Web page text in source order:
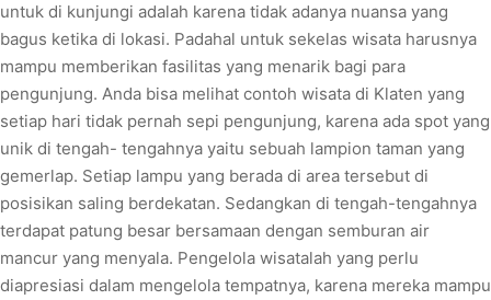
untuk di kunjungi adalah karena tidak adanya nuansa yang
bagus ketika di lokasi. Padahal untuk sekelas wisata harusnya
mampu memberikan fasilitas yang menarik bagi para
pengunjung. Anda bisa melihat contoh wisata di Klaten yang
setiap hari tidak pernah sepi pengunjung, karena ada spot yang
unik di tengah- tengahnya yaitu sebuah lampion taman yang
gemerlap. Setiap lampu yang berada di area tersebut di
posisikan saling berdekatan. Sedangkan di tengah-tengahnya
terdapat patung besar bersamaan dengan semburan air
mancur yang menyala. Pengelola wisatalah yang perlu
diapresiasi dalam mengelola tempatnya, karena mereka mampu